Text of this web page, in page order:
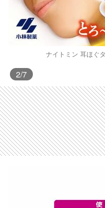
ナイトミン 耳ほぐ
2/7